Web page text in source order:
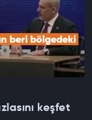
beri bölgedeki
keşfet